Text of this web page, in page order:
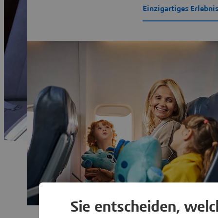
Einzigartiges Erlebnis
Sie entscheiden,